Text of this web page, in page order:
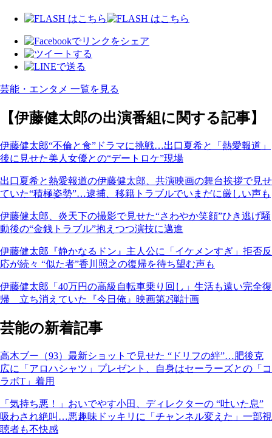
芸能・エンタメ 一覧を見る
【伊藤健太郎の出演番組に関する記事】
伊藤健太郎“不倫と食”ドラマに挑戦…出口夏希と「熱愛報道」
後に見せた美人女優との“デートロケ”現場
出口夏希と熱愛報道の伊藤健太郎、共演映画の舞台挨拶で見せ
ていた“積極姿勢”…逮捕、移籍トラブルでいまだに厳しい声も
伊藤健太郎、炎天下の撮影で見せた“さわやか笑顔”ひき逃げ騒
動後の“金銭トラブル”抱えつつ演技に邁進
伊藤健太郎『静かなるドン』主人公に「イケメンすぎ」拒否反
応が続々 “似た者”香川照之の復帰を待ち望む声も
伊藤健太郎「40万円の高級自転車乗り回し」生活も遠い完全復
帰 立ち消えていた『今日俺』映画第2弾計画
芸能の新着記事
高木ブー（93）最新ショットで見せた “ドリフの絆”…肥後克
広に「アロハシャツ」プレゼント、自身はセーラーズとの「コ
ラボT」着用
「気持ち悪！」おいでやす小田、ディレクターの “吐いた息”
吸わされ絶叫…悪趣味ドッキリに「チャンネル変えた」一部視
聴者も不快感